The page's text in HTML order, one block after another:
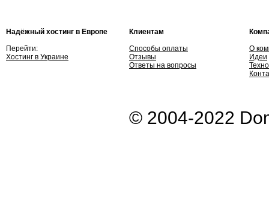
Надёжный хостинг в Европе
Перейти:
Хостинг в Украине
Клиентам
Способы оплаты
Отзывы
Ответы на вопросы
О
Идеи
© 2004-2022